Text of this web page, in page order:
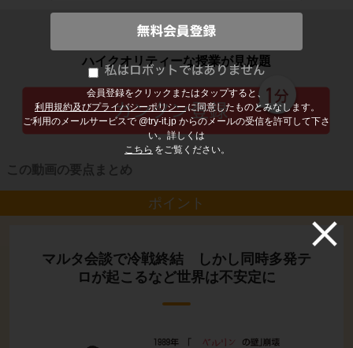
会員登録をクリックまたはタップすると、
利用規約及びプライバシーポリシー に同意したものとみなします。
ご利用のメールサービスで @try-it.jp からのメールの受信を許可して下さ
い。詳しくは
こちら をご覧ください。
子どもの勉強から大人の学び直しまで
ハイクオリティーな授業が見放題
この動画の要点まとめ
ポイント
マルタ会談で冷戦終結 しかし同時多発テ
ロが起こるなど世界は不安定に